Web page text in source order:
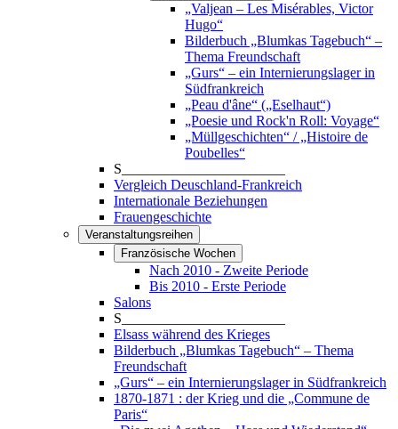
„Valjean – Les Misérables, Victor
Hugo“
Bilderbuch „Blumkas Tagebuch“ –
Thema Freundschaft
„Gurs“ – ein Internierungslager in
Südfrankreich
„Peau d'âne“ („Eselhaut“)
„Poesie und Rock'n Roll: Voyage“
„Müllgeschichten“ / „Histoire de
Poubelles“
S_______________________
Vergleich Deuschland-Frankreich
Internationale Beziehungen
Frauengeschichte
Veranstaltungsreihen
Französische Wochen
Nach 2010 - Zweite Periode
Bis 2010 - Erste Periode
Salons
S_______________________
Elsass während des Krieges
Bilderbuch „Blumkas Tagebuch“ – Thema
Freundschaft
„Gurs“ – ein Internierungslager in Südfrankreich
1870-1871 : der Krieg und die „Commune de
Paris“